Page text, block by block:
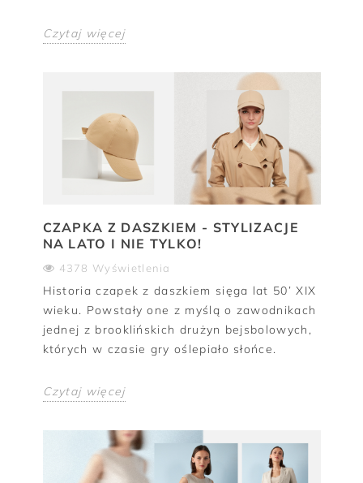
Czytaj więcej
CZAPKA Z DASZKIEM - STYLIZACJE
NA LATO I NIE TYLKO!
4378 Wyświetlenia
Historia czapek z daszkiem sięga lat 50’ XIX
wieku. Powstały one z myślą o zawodnikach
jednej z brooklińskich drużyn bejsbolowych,
których w czasie gry oślepiało słońce.
Czytaj więcej